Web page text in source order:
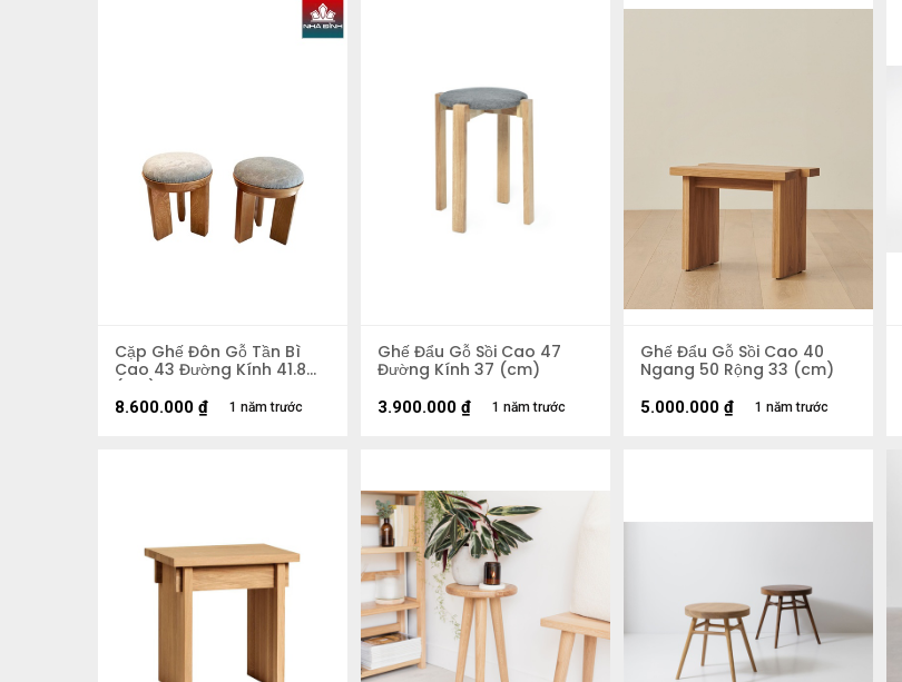
Cặp Ghế Đôn Gỗ Tần Bì
Cao 43 Đường Kính 41.8
(cm)
1 năm trước
8.600.000 ₫
Ghế Đẩu Gỗ Sồi Cao 47
Đường Kính 37 (cm)
1 năm trước
3.900.000 ₫
Ghế Đẩu Gỗ Sồi Cao 40
Ngang 50 Rộng 33 (cm)
1 năm trước
5.000.000 ₫